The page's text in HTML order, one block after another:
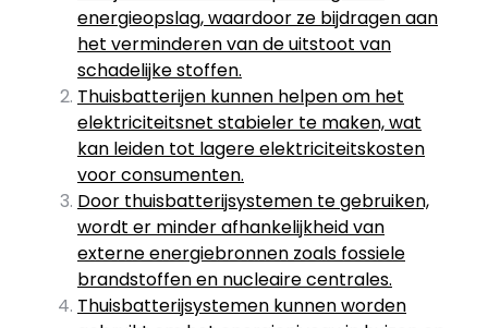
energieopslag, waardoor ze bijdragen aan
het verminderen van de uitstoot van
schadelijke stoffen.
Thuisbatterijen kunnen helpen om het
elektriciteitsnet stabieler te maken, wat
kan leiden tot lagere elektriciteitskosten
voor consumenten.
Door thuisbatterijsystemen te gebruiken,
wordt er minder afhankelijkheid van
externe energiebronnen zoals fossiele
brandstoffen en nucleaire centrales.
Thuisbatterijsystemen kunnen worden